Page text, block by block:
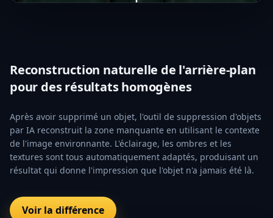
Reconstruction naturelle de l'arrière-plan
pour des résultats homogènes
Après avoir supprimé un objet, l'outil de suppression d'objets
par IA reconstruit la zone manquante en utilisant le contexte
de l'image environnante. L'éclairage, les ombres et les
textures sont tous automatiquement adaptés, produisant un
résultat qui donne l'impression que l'objet n'a jamais été là.
Voir la différence